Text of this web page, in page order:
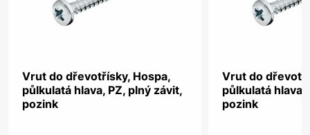
Vrut do dřevotřísky, Hospa,
půlkulatá hlava, PZ, plný závit,
pozink
Vrut do
půlkulatá hlava,
pozink